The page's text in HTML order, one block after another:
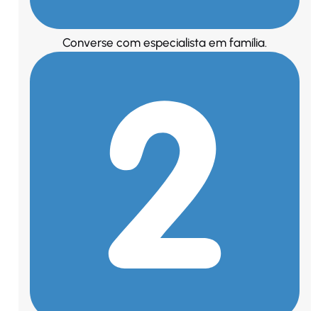
Converse com especialista em família.